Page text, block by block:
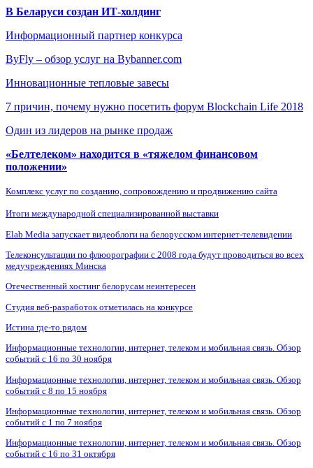
В Беларуси создан ИТ-холдинг
Информационный партнер конкурса
ByFly – обзор услуг на Bybanner.com
Инновационные тепловые завесы
7 причин, почему нужно посетить форум Blockchain Life 2018
Один из лидеров на рынке продаж
«Белтелеком» находится в «тяжелом финансовом
положении»
Комплекс услуг по созданию, сопровождению и продвижению сайта
Итоги международной специализированной выставки
Elab Media запускает видеоблоги на белорусском интернет-телевидении
Телеконсультации по флюорографии с 2008 года будут проводиться во всех
медучреждениях Минска
Отечественный хостинг белорусам неинтересен
Студия веб-разработок отметилась на конкурсе
Истина где-то рядом
Информационные технологии, интернет, телеком и мобильная связь. Обзор
событий с 16 по 30 ноября
Информационные технологии, интернет, телеком и мобильная связь. Обзор
событий с 8 по 15 ноября
Информационные технологии, интернет, телеком и мобильная связь. Обзор
событий с 1 по 7 ноября
Информационные технологии, интернет, телеком и мобильная связь. Обзор
событий с 16 по 31 октября